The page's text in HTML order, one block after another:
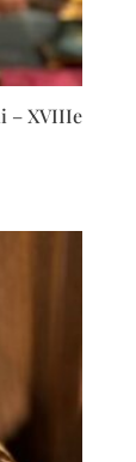
– XVIIIe